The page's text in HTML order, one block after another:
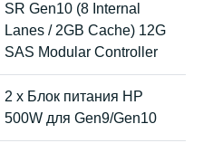
SR Gen10 (8 Internal
Lanes / 2GB Cache) 12G
SAS Modular Controller
2 x Блок питания HP
500W для Gen9/Gen10